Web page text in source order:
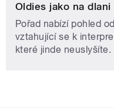
Oldies jako na dlani
Pořad nabízí pohled
vztahující se k
které jinde neuslyšíte.